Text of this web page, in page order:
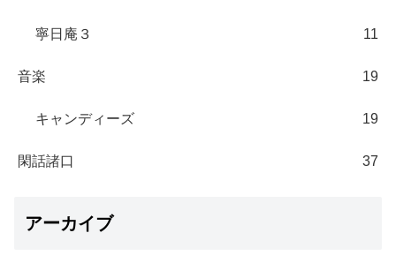
寧日庵３ 11
音楽 19
キャンディーズ 19
閑話諸口 37
アーカイブ